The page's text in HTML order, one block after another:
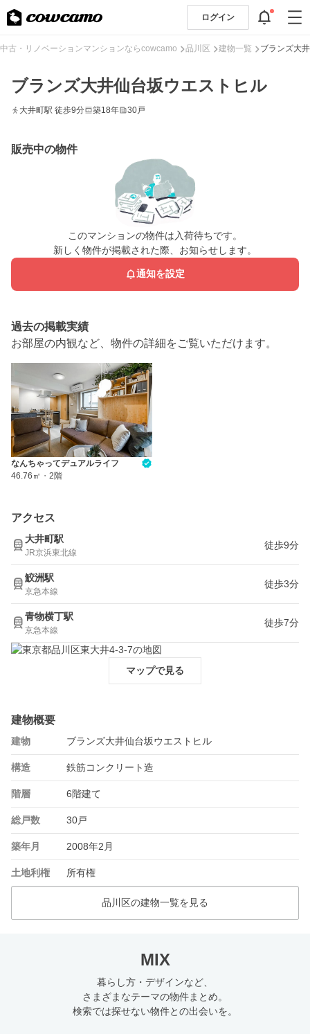
ログイン
中古・リノベーションマンションならcowcamo 品川区 建物一覧 ブランズ大
ブランズ大井仙台坂ウエストヒル
大井町駅 徒歩9分 築18年 30戸
販売中の物件
このマンションの物件は入荷待ちです。
新しく物件が掲載された際、お知らせします。
通知を設定
過去の掲載実績
お部屋の内観など、物件の詳細をご覧いただけます。
なんちゃってデュアルライフ
46.76㎡ ・ 2階
アクセス
大井町駅
JR京浜東北線
徒歩9分
鮫洲駅
京急本線
徒歩3分
青物横丁駅
京急本線
徒歩7分
マップで見る
建物概要
建物 ブランズ大井仙台坂ウエストヒル
構造 鉄筋コンクリート造
階層 6階建て
総戸数 30戸
築年月 2008年2月
土地利権 所有権
品川区の建物一覧を見る
MIX
暮らし方・デザインなど、
さまざまなテーマの物件まとめ。
検索では探せない物件との出会いを。